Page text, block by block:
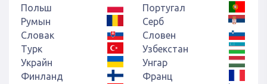
Польш
Португал
Румын
Серб
Словак
Словен
Турк
Узбекстан
Украйн
Унгар
Финланд
Франц